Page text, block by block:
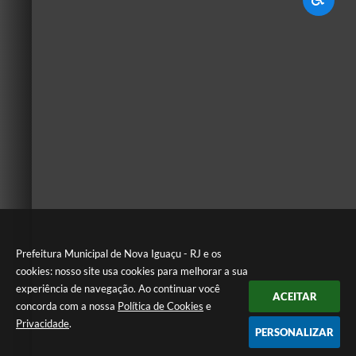
Prefeitura Municipal de Nova Iguaçu - RJ e os
cookies: nosso site usa cookies para melhorar a sua
experiência de navegação. Ao continuar você
concorda com a nossa Política de Cookies e
Privacidade.
ACEITAR
PERSONALIZAR